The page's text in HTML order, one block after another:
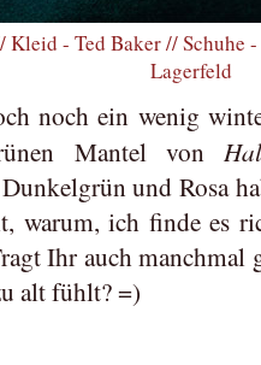
- Ted Baker // Schuhe
Lagerfeld
noch ein wenig
Mantel von
und Rosa
warum, ich finde es
Ihr auch manchmal
alt fühlt? =)